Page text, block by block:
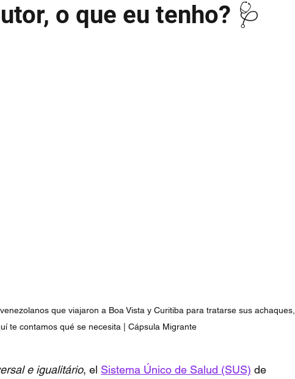
o que eu tenho? 🩺
que viajaron a Boa Vista y Curitiba para tratarse sus achaques,
te contamos qué se necesita | Cápsula Migrante
e igualitário, el Sistema Único de Salud (SUS) de